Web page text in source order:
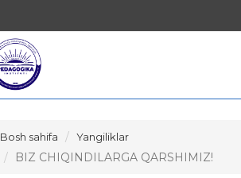
Bosh sahifa Yangiliklar
BIZ CHIQINDILARGA QARSHIMIZ!